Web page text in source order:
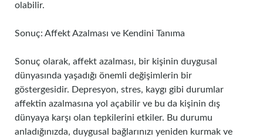
olabilir.
Sonuç: Affekt Azalması ve Kendini Tanıma
Sonuç olarak, affekt azalması, bir kişinin duygusal
dünyasında yaşadığı önemli değişimlerin bir
göstergesidir. Depresyon, stres, kaygı gibi durumlar
affektin azalmasına yol açabilir ve bu da kişinin dış
dünyaya karşı olan tepkilerini etkiler. Bu durumu
anladığınızda, duygusal bağlarınızı yeniden kurmak ve